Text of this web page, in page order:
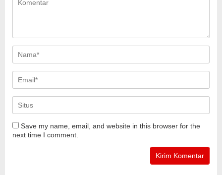
Save my name, email, and website in this browser for the
next time I comment.